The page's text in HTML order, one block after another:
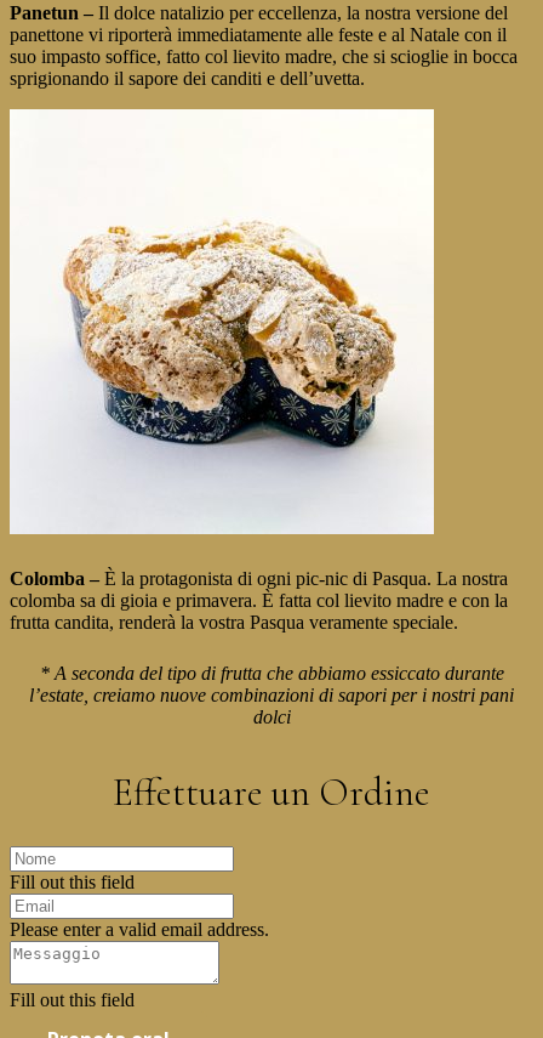
Panetun – Il dolce natalizio per eccellenza, la nostra versione del
panettone vi riporterà immediatamente alle feste e al Natale con il
suo impasto soffice, fatto col lievito madre, che si scioglie in bocca
sprigionando il sapore dei canditi e dell’uvetta.
Colomba – È la protagonista di ogni pic-nic di Pasqua. La nostra
colomba sa di gioia e primavera. È fatta col lievito madre e con la
frutta candita, renderà la vostra Pasqua veramente speciale.
* A seconda del tipo di frutta che abbiamo essiccato durante
l’estate, creiamo nuove combinazioni di sapori per i nostri pani
dolci
Effettuare un Ordine
Fill out this field
Please enter a valid email address.
Fill out this field